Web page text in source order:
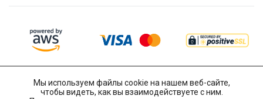
Мы используем файлы cookie на нашем веб-сайте,
чтобы видеть, как вы взаимодействуете с ним.